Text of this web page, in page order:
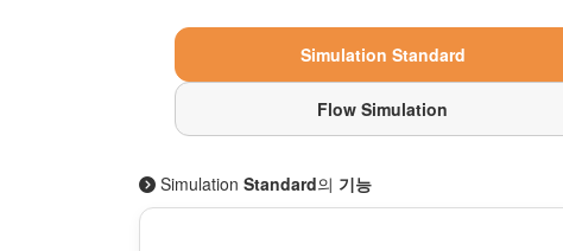
Simulation Standard
Flow Simulation
Simulation Standard의 기능